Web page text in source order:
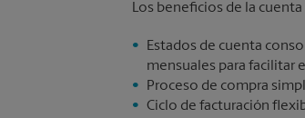
Los beneficios de la
Estados de cuenta
mensuales para facilitar
Proceso de compra
Ciclo de facturación